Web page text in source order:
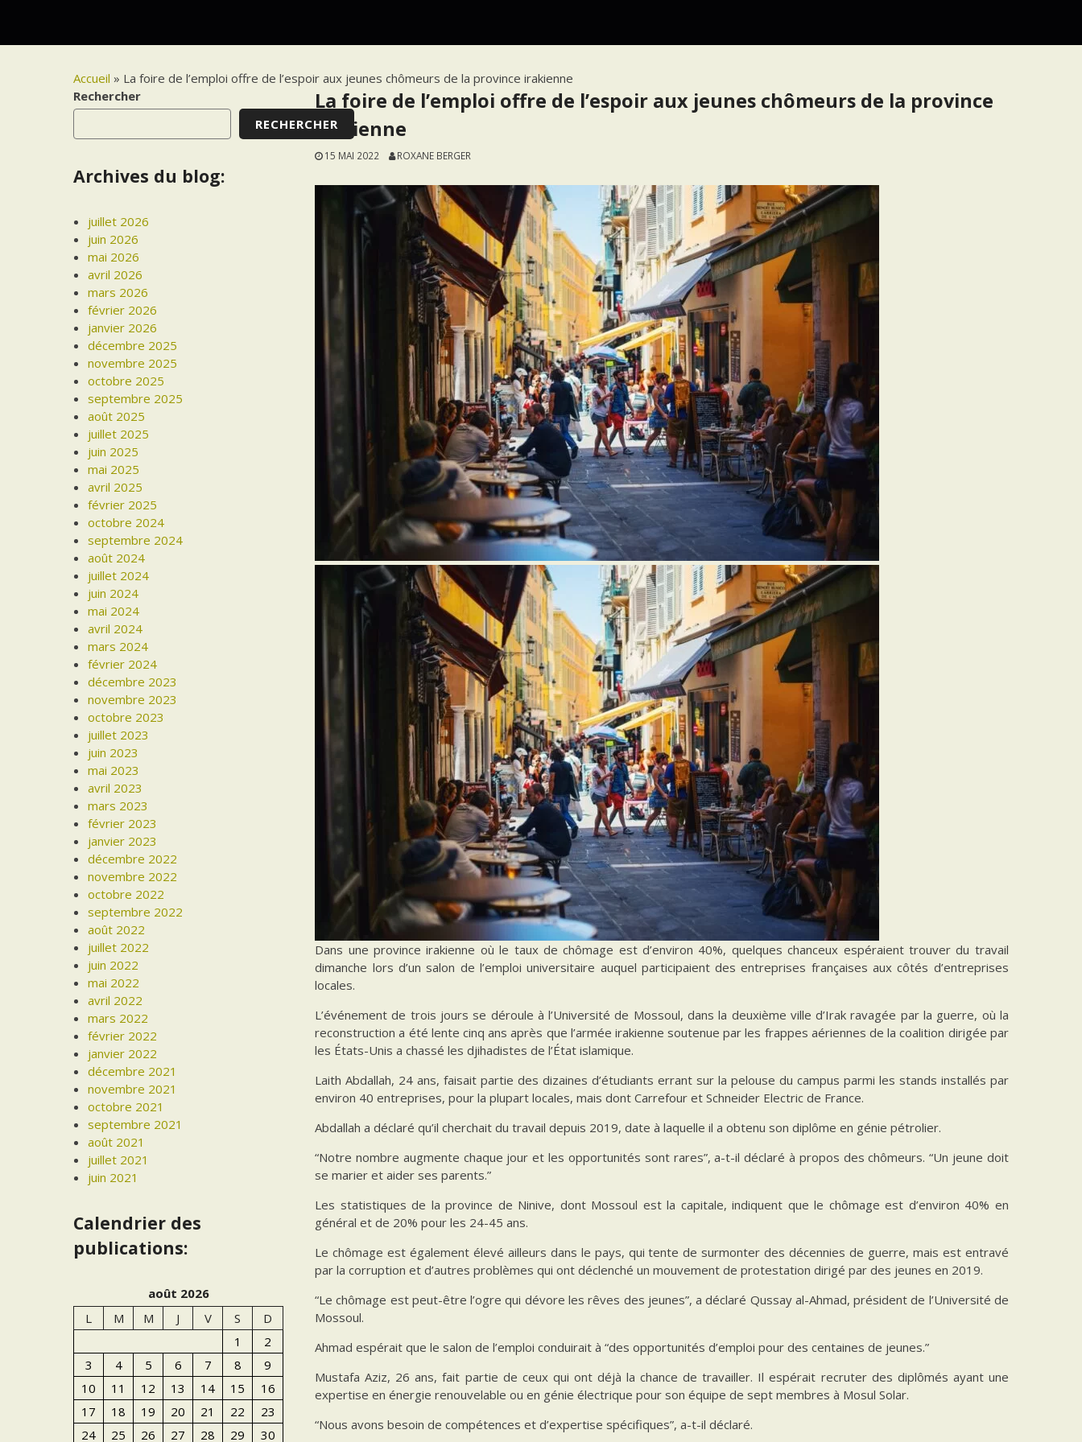
Accueil » La foire de l’emploi offre de l’espoir aux jeunes chômeurs de la province irakienne
La foire de l’emploi offre de l’espoir aux jeunes chômeurs de la province
irakienne
15 MAI 2022 ROXANE BERGER
Dans une province irakienne où le taux de chômage est d’environ 40%, quelques chanceux espéraient trouver du travail
dimanche lors d’un salon de l’emploi universitaire auquel participaient des entreprises françaises aux côtés d’entreprises
locales.
L’événement de trois jours se déroule à l’Université de Mossoul, dans la deuxième ville d’Irak ravagée par la guerre, où la
reconstruction a été lente cinq ans après que l’armée irakienne soutenue par les frappes aériennes de la coalition dirigée par
les États-Unis a chassé les djihadistes de l’État islamique.
Laith Abdallah, 24 ans, faisait partie des dizaines d’étudiants errant sur la pelouse du campus parmi les stands installés par
environ 40 entreprises, pour la plupart locales, mais dont Carrefour et Schneider Electric de France.
Abdallah a déclaré qu’il cherchait du travail depuis 2019, date à laquelle il a obtenu son diplôme en génie pétrolier.
“Notre nombre augmente chaque jour et les opportunités sont rares”, a-t-il déclaré à propos des chômeurs. “Un jeune doit
se marier et aider ses parents.”
Les statistiques de la province de Ninive, dont Mossoul est la capitale, indiquent que le chômage est d’environ 40% en
général et de 20% pour les 24-45 ans.
Le chômage est également élevé ailleurs dans le pays, qui tente de surmonter des décennies de guerre, mais est entravé
par la corruption et d’autres problèmes qui ont déclenché un mouvement de protestation dirigé par des jeunes en 2019.
“Le chômage est peut-être l’ogre qui dévore les rêves des jeunes”, a déclaré Qussay al-Ahmad, président de l’Université de
Mossoul.
Ahmad espérait que le salon de l’emploi conduirait à “des opportunités d’emploi pour des centaines de jeunes.”
Mustafa Aziz, 26 ans, fait partie de ceux qui ont déjà la chance de travailler. Il espérait recruter des diplômés ayant une
expertise en énergie renouvelable ou en génie électrique pour son équipe de sept membres à Mosul Solar.
“Nous avons besoin de compétences et d’expertise spécifiques”, a-t-il déclaré.
Rechercher
RECHERCHER
Archives du blog:
juillet 2026
juin 2026
mai 2026
avril 2026
mars 2026
février 2026
janvier 2026
décembre 2025
novembre 2025
octobre 2025
septembre 2025
août 2025
juillet 2025
juin 2025
mai 2025
avril 2025
février 2025
octobre 2024
septembre 2024
août 2024
juillet 2024
juin 2024
mai 2024
avril 2024
mars 2024
février 2024
décembre 2023
novembre 2023
octobre 2023
juillet 2023
juin 2023
mai 2023
avril 2023
mars 2023
février 2023
janvier 2023
décembre 2022
novembre 2022
octobre 2022
septembre 2022
août 2022
juillet 2022
juin 2022
mai 2022
avril 2022
mars 2022
février 2022
janvier 2022
décembre 2021
novembre 2021
octobre 2021
septembre 2021
août 2021
juillet 2021
juin 2021
Calendrier des
publications:
août 2026
L
M M J V S
D
1
2
3
4 5 6 7 8
9
10
11 12 13 14 15
16
17
18 19 20 21 22
23
24
25 26 27 28 29 30